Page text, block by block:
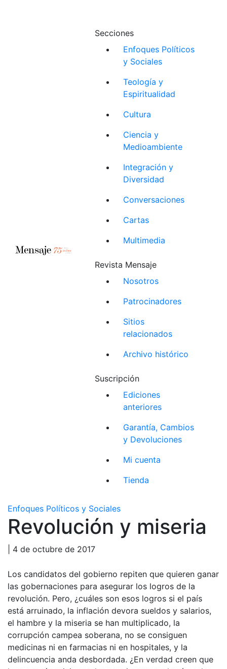
Secciones
Enfoques Políticos
y Sociales
Teología y
Espiritualidad
Cultura
Ciencia y
Medioambiente
Integración y
Diversidad
Conversaciones
Cartas
Multimedia
Revista Mensaje
Nosotros
Patrocinadores
Sitios
relacionados
Archivo histórico
Suscripción
Ediciones
anteriores
Garantía, Cambios
y Devoluciones
Mi cuenta
Tienda
Enfoques Políticos y Sociales
Revolución y miseria
| 4 de octubre de 2017
Los candidatos del gobierno repiten que quieren ganar
las gobernaciones para asegurar los logros de la
revolución. Pero, ¿cuáles son esos logros si el país
está arruinado, la inflación devora sueldos y salarios,
el hambre y la miseria se han multiplicado, la
corrupción campea soberana, no se consiguen
medicinas ni en farmacias ni en hospitales, y la
delincuencia anda desbordada. ¿En verdad creen que